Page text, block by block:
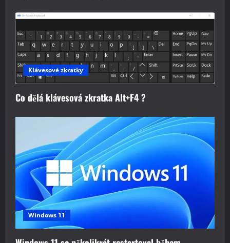
Klávesové zkratky
Co dělá klávesová zkratka Alt+F4 ?
Windows 11